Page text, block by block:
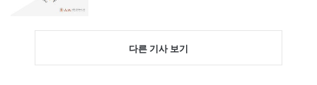
다른 기사 보기